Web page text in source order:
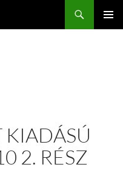
KIADÁSÚ
2. RÉSZ